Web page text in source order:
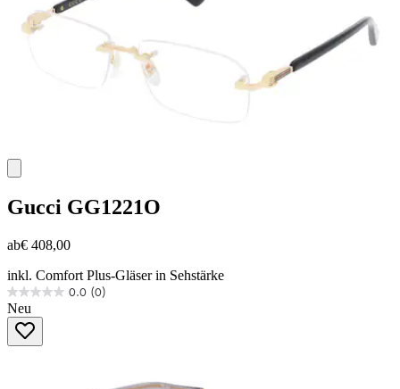
Gucci GG1221O
ab€ 408,00
inkl. Comfort Plus-Gläser in Sehstärke
0.0 (0)
0.0
von
Sternen.
Neu